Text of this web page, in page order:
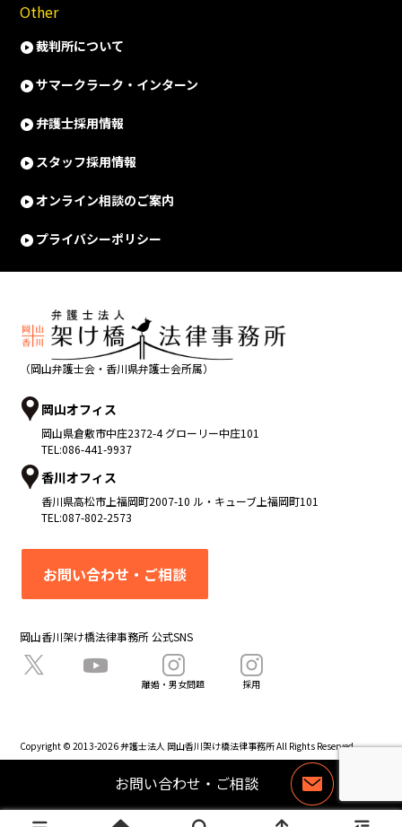
Other
裁判所について
サマークラーク・インターン
弁護士採用情報
スタッフ採用情報
オンライン相談のご案内
プライバシーポリシー
（岡山弁護士会・香川県弁護士会所属）
岡山オフィス
岡山県倉敷市中庄2372-4 グローリー中庄101
TEL:086-441-9937
香川オフィス
香川県高松市 上福岡町2007-10 ル・キューブ上福岡町101
TEL:087-802-2573
お問い合わせ・ご相談
岡山香川架け橋法律事務所 公式SNS
離婚・男女問題 採用
Copyright © 2013-2026 弁護士法人 岡山香川架け橋法律事務所 All Rights Reserved.
お問い合わせ・ご相談
お
問